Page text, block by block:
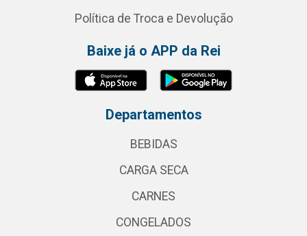
Política de Troca e Devolução
Baixe já o APP da Rei
Departamentos
BEBIDAS
CARGA SECA
CARNES
CONGELADOS